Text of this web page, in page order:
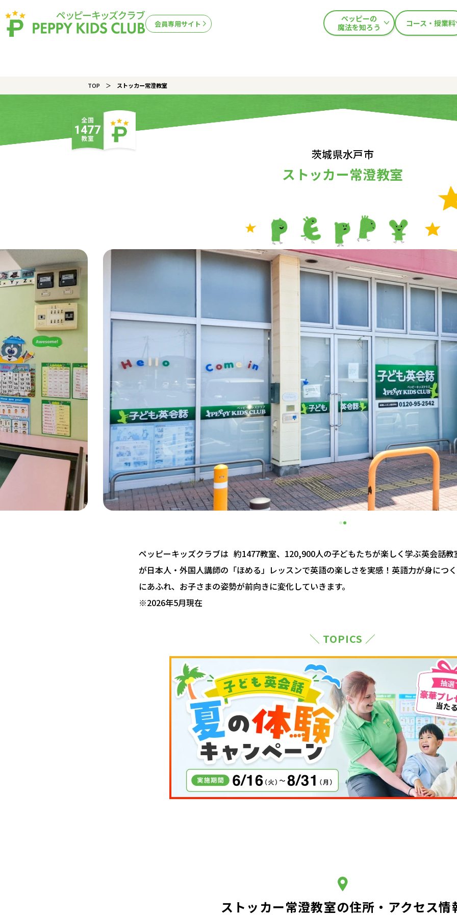
会員専用サイト
ペッピーの
魔法を知ろう
コース・授業料
TOP ストッカー常澄教室
茨城県水戸市
ストッカー常澄教室
ペッピーキッズクラブは 約1477教室、120,900人の子どもたちが楽しく学ぶ英会話
が日本人・外国人講師の「ほめる」レッスンで英語の楽しさを実感！英語力が身につ
にあふれ、お子さまの姿勢が前向きに変化していきます。
※2026年5月現在
＼ TOPICS ／
ストッカー常澄教室の住所・アクセス情